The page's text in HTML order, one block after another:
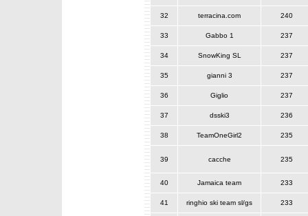
32 terracina.com 240
33 Gabbo 1 237
34 SnowKing SL 237
35 gianni 3 237
36 Giglio 237
37 dsski3 236
38 TeamOneGirl2 235
39 cacche 235
40 Jamaica team 233
41 ringhio ski team sl/gs 233